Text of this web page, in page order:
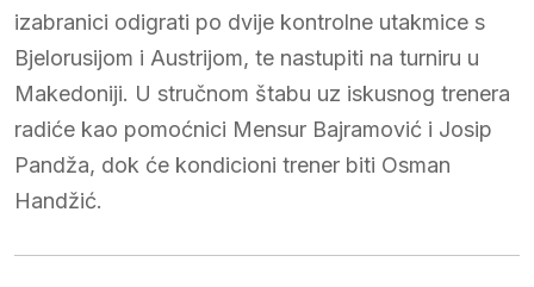
izabranici odigrati po dvije kontrolne utakmice s
Bjelorusijom i Austrijom, te nastupiti na turniru u
Makedoniji. U stručnom štabu uz iskusnog trenera
radiće kao pomoćnici Mensur Bajramović i Josip
Pandža, dok će kondicioni trener biti Osman
Handžić.